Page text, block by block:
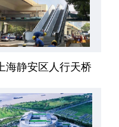
上海静安区人行天桥